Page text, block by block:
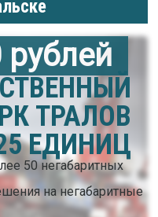
рублей
ТРАЛОВ
ЕДИНИЦ
50 негабаритных
на негабаритные